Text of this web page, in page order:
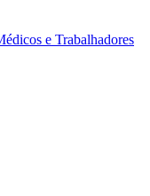
e Trabalhadores